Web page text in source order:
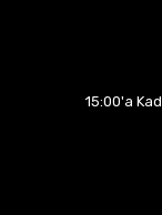
15:00'a